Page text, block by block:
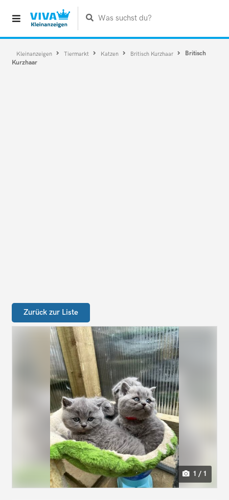
Was suchst du?
Kleinanzeigen Tiermarkt Katzen Britisch Kurzhaar
Britisch
Kurzhaar
Zurück zur Liste
1 / 1